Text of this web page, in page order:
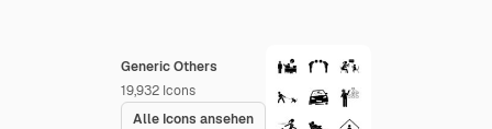
Generic Others
19,932 Icons
Alle Icons ansehen